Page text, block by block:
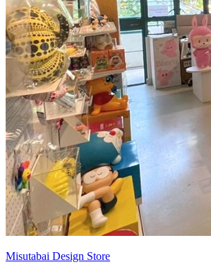
Misutabai Design Store